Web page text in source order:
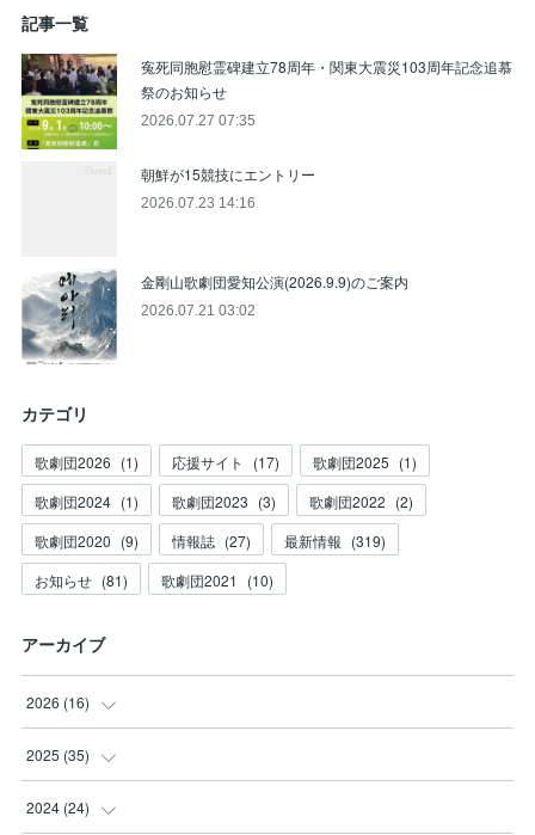
記事一覧
寃死同胞慰霊碑建立78周年・関東大震災103周年記念追慕
祭のお知らせ
2026.07.27 07:35
朝鮮が15競技にエントリー
2026.07.23 14:16
金剛山歌劇団愛知公演(2026.9.9)のご案内
2026.07.21 03:02
カテゴリ
歌劇団2026 (1) 応援サイト (17) 歌劇団2025 (1)
歌劇団2024 (1) 歌劇団2023 (3) 歌劇団2022 (2)
歌劇団2020 (9) 情報誌 (27) 最新情報 (319)
お知らせ (81) 歌劇団2021 (10)
アーカイブ
2026 (16)
(3
(2
2025 (35)
(3
2024 (24)